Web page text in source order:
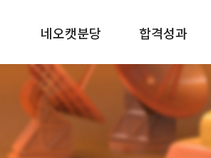
네오캣분당
학원소개
규정안내
합격성과
2025합격성과
2024합격성과
2022합격성과